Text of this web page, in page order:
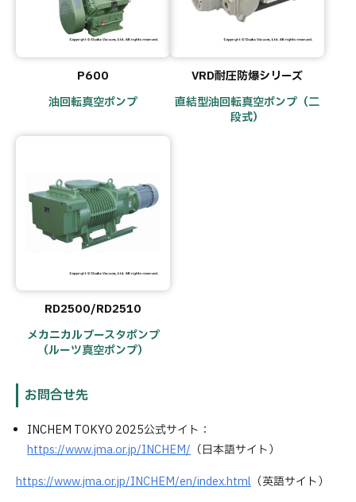
P600
油回転真空ポンプ
VRD耐圧防爆シリーズ
直結型油回転真空ポンプ（二
段式）
RD2500/RD2510
メカニカルブースタポンプ
（ルーツ真空ポンプ）
お問合せ先
INCHEM TOKYO 2025公式サイト：
https://www.jma.or.jp/INCHEM/ （日本語サイト）
https://www.jma.or.jp/INCHEM/en/index.html （英語サイト）